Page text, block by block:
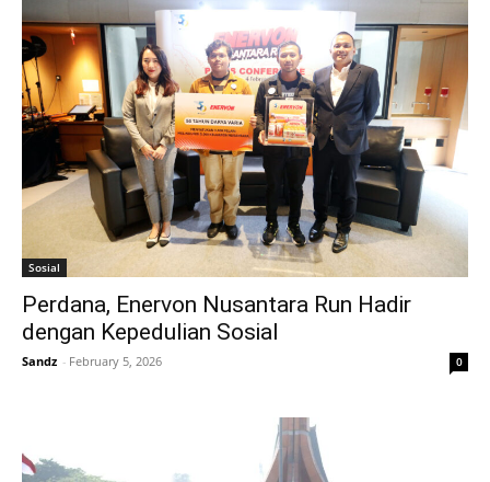
Sosial
Perdana, Enervon Nusantara Run Hadir
dengan Kepedulian Sosial
Sandz - February 5, 2026 0